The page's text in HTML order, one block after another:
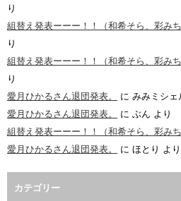
り
組替え発表ーーー！！（和希そら、彩みち
り
組替え発表ーーー！！（和希そら、彩みち
り
愛月ひかるさん退団発表。
に みみミシェ
愛月ひかるさん退団発表。
に ぶん より
組替え発表ーーー！！（和希そら、彩みち
愛月ひかるさん退団発表。
に ほとり より
カテゴリー